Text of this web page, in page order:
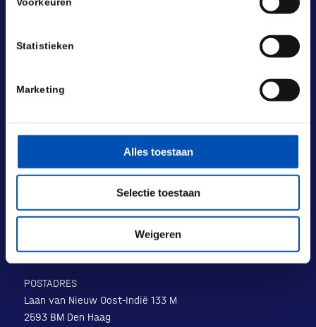
Statistieken
Marketing
Alles toestaan
Selectie toestaan
Weigeren
Laan van Nieuw Oost-Indië 131-133
POSTADRES
Laan van Nieuw Oost-Indië 133 M
2593 BM Den Haag